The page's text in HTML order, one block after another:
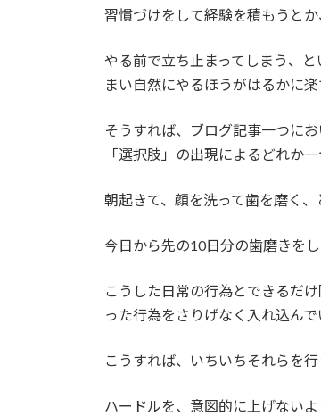
習慣づけをして経験を積もうと
やる前で立ち止まってしまう、
まい自然にやるほうがはるかに楽
そうすれば、ブログ記事一つに
「選択肢」の出現によるどれか
朝起きて、顔を洗って歯を磨く
今日から先の10日分の歯磨きを
こうした日常の行為とできるだ
った行為をさりげなく入れ込んで
こうすれば、いちいちそれらを
ハードルを、意図的に上げないよ